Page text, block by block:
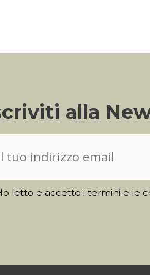
alla
letto e accetto i termini e le